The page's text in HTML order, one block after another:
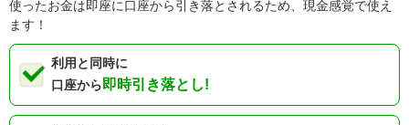
使ったお金は即座に口座から引き落とされるため、現金感覚で使え
ます！
利用と同時に
口座から即時引き落とし!